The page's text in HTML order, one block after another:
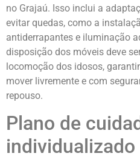
no Grajaú. Isso inclui a
evitar quedas, como a
antiderrapantes e iluminação
disposição dos móveis deve
locomoção dos idosos,
mover livremente e com
repouso.
Plano de
individualizado